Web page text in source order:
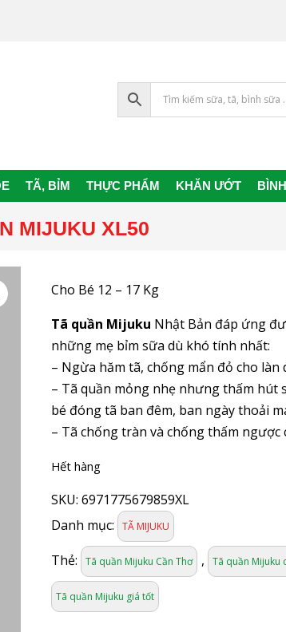
Primary
Menu
TÃ, BỈM THỰC PHẨM KHĂN ƯỚT
MIJUKU XL50
Cho Bé 12 – 17 Kg
Tã quần Mijuku Nhật Bản đáp ứng
những mẹ bỉm sữa dù khó tính nhất:
– Ngừa hăm tã, chống mẩn đỏ cho làn
– Tã quần mỏng nhẹ nhưng thấm hút
bé đóng tã ban đêm, ban ngày thoải
– Tã chống tràn và chống thấm ngược
Hết hàng
SKU:6971775679859XL
Danh mục:
TÃ MIJUKU
Thẻ: Tã quần Mijuku Cần Thơ , Tã quần Mijuku
Tã quần Mijuku giá tốt